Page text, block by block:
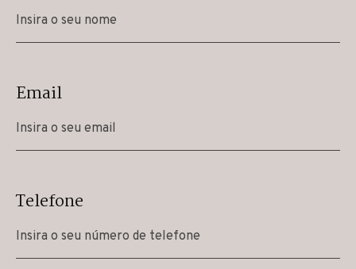
Email
Telefone